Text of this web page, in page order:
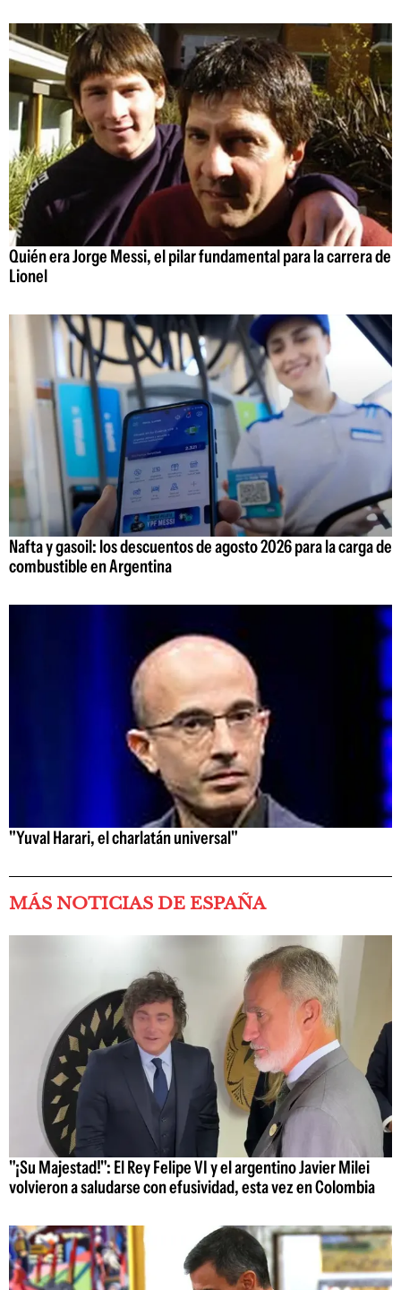
Quién era Jorge Messi, el pilar fundamental para la carrera de
Lionel
Nafta y gasoil: los descuentos de agosto 2026 para la carga de
combustible en Argentina
"Yuval Harari, el charlatán universal"
MÁS NOTICIAS DE ESPAÑA
"¡Su Majestad!": El Rey Felipe VI y el argentino Javier Milei
volvieron a saludarse con efusividad, esta vez en Colombia